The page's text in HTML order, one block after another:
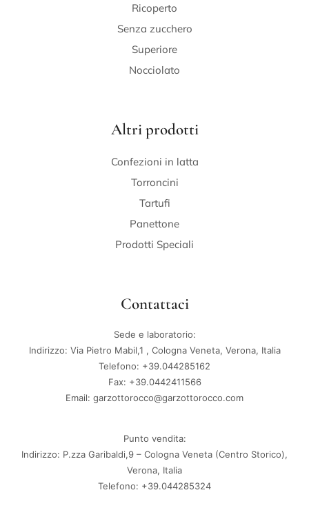
Ricoperto
Senza zucchero
Superiore
Nocciolato
Altri prodotti
Confezioni in latta
Torroncini
Tartufi
Panettone
Prodotti Speciali
Contattaci
Sede e laboratorio:
Indirizzo: Via Pietro Mabil,1 , Cologna Veneta, Verona, Italia
Telefono: +39.044285162
Fax: +39.0442411566
Email: garzottorocco@garzottorocco.com
Punto vendita:
Indirizzo: P.zza Garibaldi,9 – Cologna Veneta (Centro Storico),
Verona, Italia
Telefono: +39.044285324